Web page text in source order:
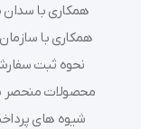
است، از
بیماری موثر است.
همکاری با سدان
همکاری با
نحوه ثبت
محصولات منحصر
شیوه های